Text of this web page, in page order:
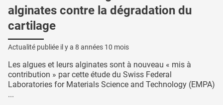
alginates contre la dégradation du
cartilage
Actualité publiée il y a 8 années 10 mois
Les algues et leurs alginates sont à nouveau « mis à
contribution » par cette étude du Swiss Federal
Laboratories for Materials Science and Technology (EMPA)
...